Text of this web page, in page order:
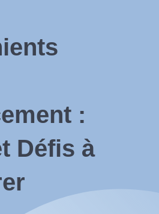
:
Défis à